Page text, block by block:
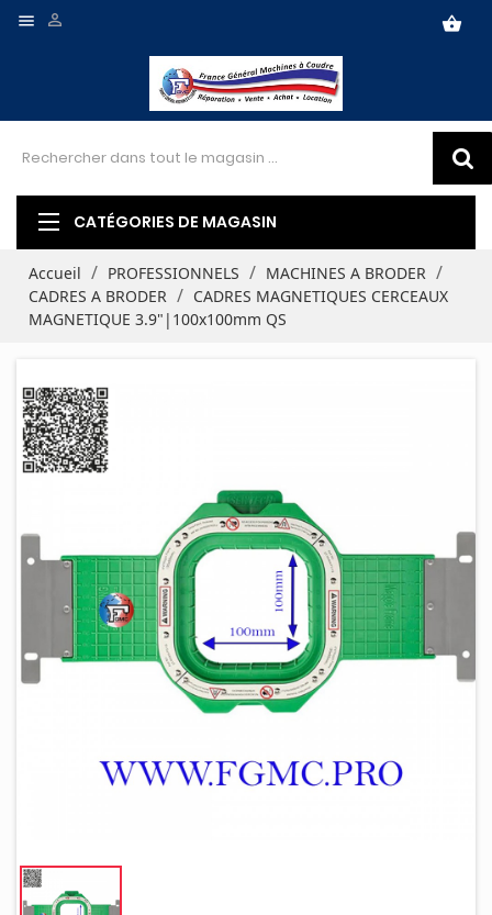
 shopping_basket

CATÉGORIES DE MAGASIN
Accueil PROFESSIONNELS
MACHINES A BRODER
CADRES A BRODER
CADRES MAGNETIQUES CERCEAUX
MAGNETIQUE 3.9"|100x100mm QS